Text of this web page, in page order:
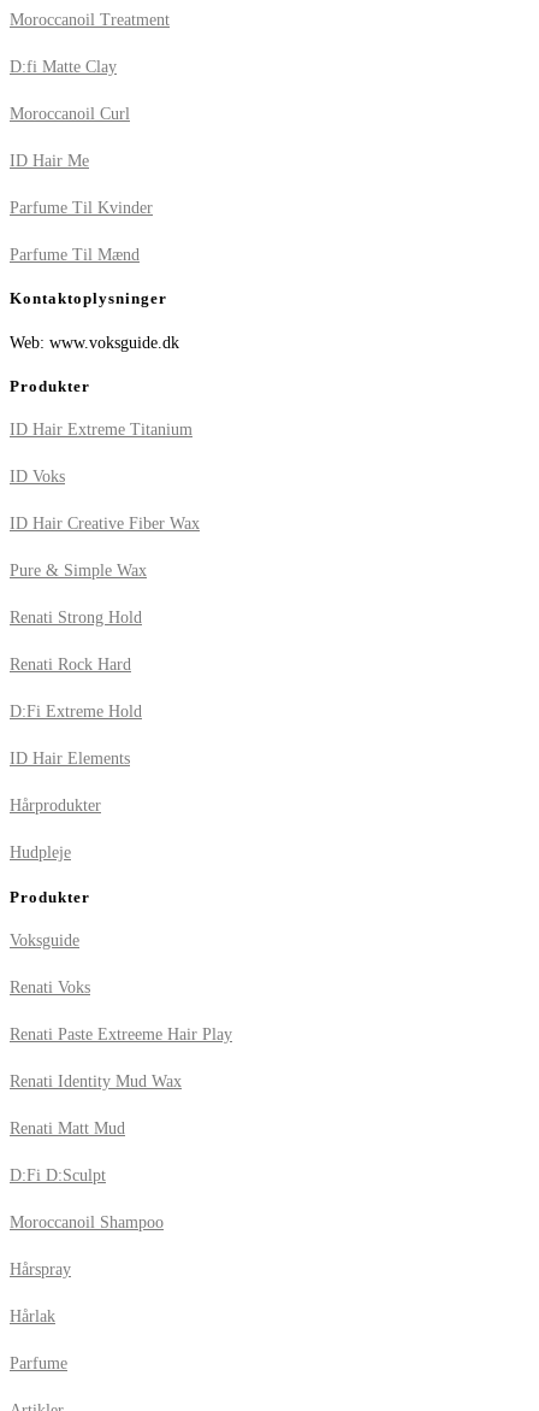
Moroccanoil Treatment
D:fi Matte Clay
Moroccanoil Curl
ID Hair Me
Parfume Til Kvinder
Parfume Til Mænd
Kontaktoplysninger
Web: www.voksguide.dk
Produkter
ID Hair Extreme Titanium
ID Voks
ID Hair Creative Fiber Wax
Pure & Simple Wax
Renati Strong Hold
Renati Rock Hard
D:Fi Extreme Hold
ID Hair Elements
Hårprodukter
Hudpleje
Produkter
Voksguide
Renati Voks
Renati Paste Extreeme Hair Play
Renati Identity Mud Wax
Renati Matt Mud
D:Fi D:Sculpt
Moroccanoil Shampoo
Hårspray
Hårlak
Parfume